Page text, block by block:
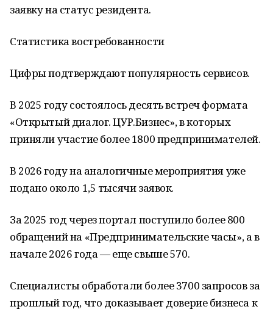
заявку на статус резидента.
Статистика востребованности
Цифры подтверждают популярность сервисов.
В 2025 году состоялось десять встреч формата
«Открытый диалог. ЦУР.Бизнес», в которых
приняли участие более 1800 предпринимателей.
В 2026 году на аналогичные мероприятия уже
подано около 1,5 тысячи заявок.
За 2025 год через портал поступило более 800
обращений на «Предпринимательские часы», а в
начале 2026 года — еще свыше 570.
Специалисты обработали более 3700 запросов за
прошлый год, что доказывает доверие бизнеса к